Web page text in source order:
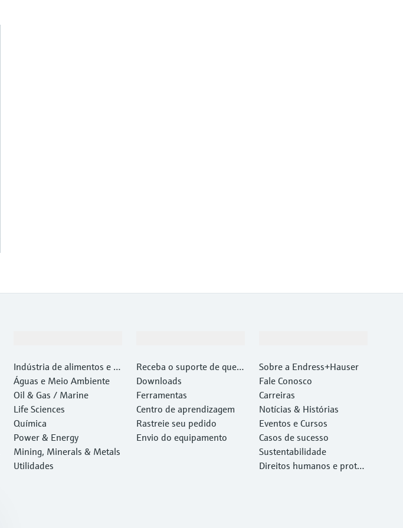
Indústria de alimentos e b
ebidas
Águas e Meio Ambiente
Oil & Gas / Marine
Life Sciences
Química
Power & Energy
Mining, Minerals & Metals
Utilidades
Receba o suporte de que v
ocê precisa, rapidamente!
Downloads
Ferramentas
Centro de aprendizagem
Rastreie seu pedido
Envio do equipamento
Sobre a Endress+Hauser
Fale Conosco
Carreiras
Notícias & Histórias
Eventos e Cursos
Casos de sucesso
Sustentabilidade
Direitos humanos e proteç